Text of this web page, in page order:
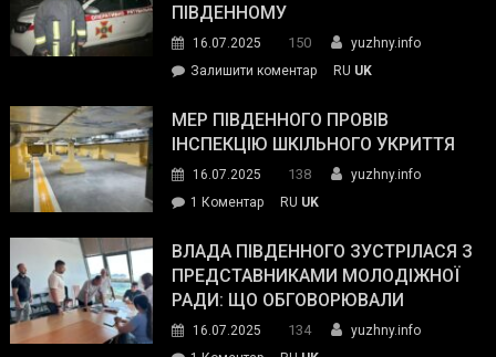
силових
та
органів:
«Наш
спільний
окупанти.
Маємо
діяти
ПІВДЕННОМУ
16.07.2025 150
yuzhny.info
Залишити коментарon
ДСНС
власноруч
пожежу
у
RU UK
МЕР ПІВДЕННОГО ПРОВІВ
ІНСПЕКЦІЮ ШКІЛЬНОГО УКРИТТЯ
16.07.2025 138
yuzhny.info
1 Коментардо
Південного
провів
інспекцію
укриття
RU UK
ВЛАДА ПІВДЕННОГО ЗУСТРІЛАСЯ З
ПРЕДСТАВНИКАМИ МОЛОДІЖНОЇ
РАДИ: ЩО ОБГОВОРЮВАЛИ
16.07.2025 134
yuzhny.info